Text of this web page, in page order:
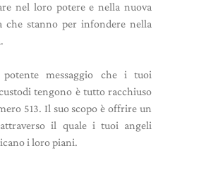
nel loro potere e nella nuova
che stanno per infondere nella
messaggio che i tuoi
tengono è tutto racchiuso
513. Il suo scopo è offrire un
il quale i tuoi angeli
i loro piani.